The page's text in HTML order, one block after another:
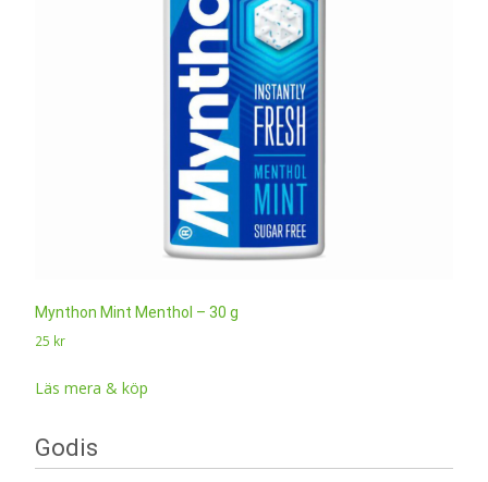
Mynthon Mint Menthol – 30 g
25 kr
Läs mera & köp
Godis